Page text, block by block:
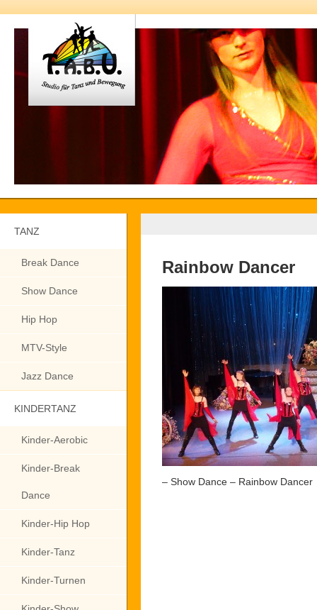
TANZ
Break Dance
Show Dance
Hip Hop
MTV-Style
Jazz Dance
KINDERTANZ
Kinder-Aerobic
Kinder-Break
Dance
Kinder-Hip Hop
Kinder-Tanz
Kinder-Turnen
Rainbow Dancer
– Show Dance – Rainbow Dancer